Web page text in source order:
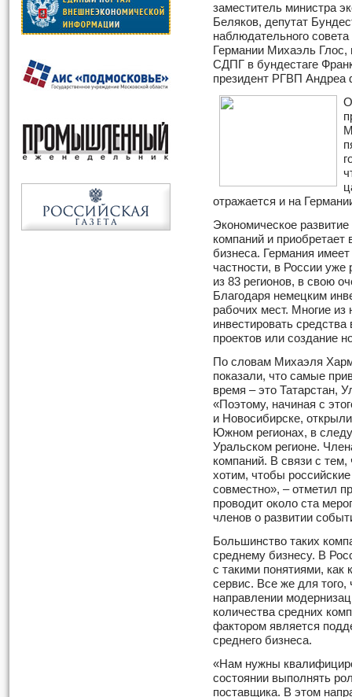
заместитель министра
Беляков, депутат
наблюдательного
Германии Михаэль Глос,
СДПГ в бундестаге
президент РГВП Андреа
отражается и на
Экономическое
компаний и
бизнеса. Германия
частности, в России уже
из 83 регионов, в свою
Благодаря немецким
рабочих мест. Многие
инвестировать
проектов или создание
По словам Михаэля
показали, что самые
время – это Татарстан,
«Поэтому, начиная с
и Новосибирске,
Южном регионах, в
Уральском регионе.
компаний. В связи с
хотим, чтобы
совместно», – отметил
проводит около ста
членов о развитии
Большинство таких
среднему бизнесу. В
с такими понятиями, как
сервис. Все же для
направлении
количества средних
фактором является
среднего бизнеса.
«Нам нужны
состоянии выполнять
поставщика. В этом